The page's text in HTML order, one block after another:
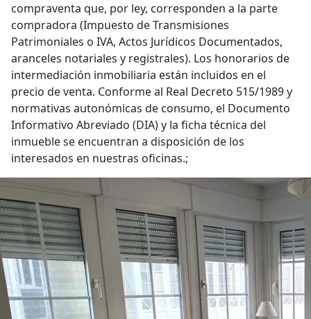
compraventa que, por ley, corresponden a la parte
compradora (Impuesto de Transmisiones
Patrimoniales o IVA, Actos Jurídicos Documentados,
aranceles notariales y registrales). Los honorarios de
intermediación inmobiliaria están incluidos en el
precio de venta. Conforme al Real Decreto 515/1989 y
normativas autonómicas de consumo, el Documento
Informativo Abreviado (DIA) y la ficha técnica del
inmueble se encuentran a disposición de los
interesados en nuestras oficinas.;